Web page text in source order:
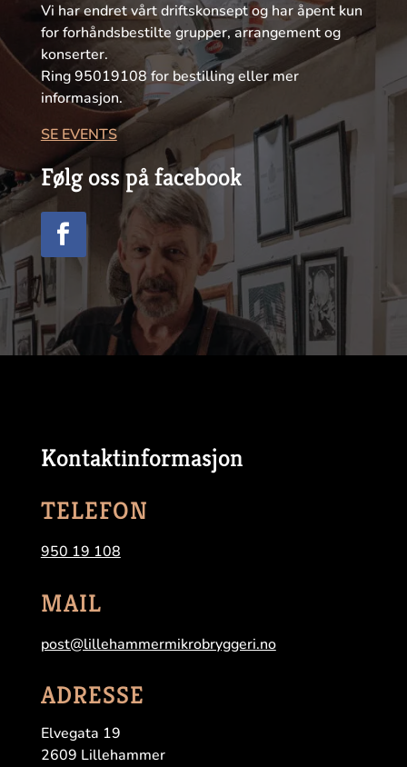
Vi har endret vårt driftskonsept og har åpent kun
for forhåndsbestilte grupper, arrangement og
konserter.
Ring 95019108 for bestilling eller mer
informasjon.
SE EVENTS
Følg oss på facebook
Kontaktinformasjon
TELEFON
950 19 108
MAIL
post@lillehammermikrobryggeri.no
ADRESSE
Elvegata 19
2609 Lillehammer